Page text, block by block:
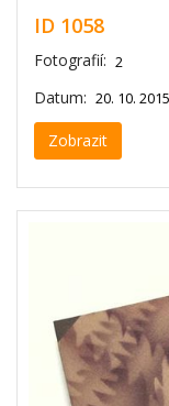
ID 1058
Fotografií: 2
Datum: 20. 10. 2015
Zobrazit